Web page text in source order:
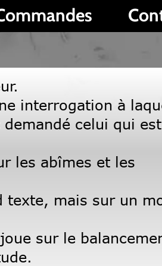
Contact
à laquelle il
qui est parti
et les
sur un mode
balancement de